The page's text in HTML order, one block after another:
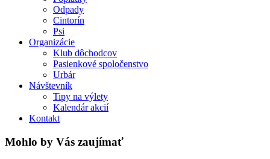
Odpady
Cintorín
Psi
Organizácie
Klub dôchodcov
Pasienkové spoločenstvo
Urbár
Návštevník
Tipy na výlety
Kalendár akcií
Kontakt
Mohlo by Vás zaujímať